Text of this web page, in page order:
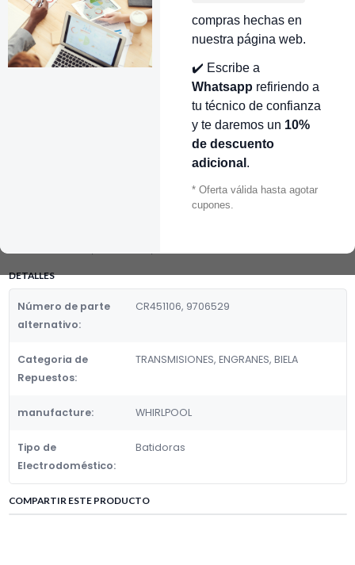
compras hechas en
nuestra página web.
✔️ Escribe a
Whatsapp refiriendo a
tu técnico de confianza
y te daremos un 10%
de descuento
adicional .
* Oferta válida hasta agotar
cupones.
INMEDIATO 🔥
👉 Conocer más…
ENGRANE BATIDORA KIT CHENAID sust 9703543, W11086780
DETALLES
Número de parte
alternativo:
CR451106, 9706529
Categoria de
Repuestos:
TRANSMISIONES, ENGRANES, BIELA
manufacture: WHIRLPOOL
Tipo de
Electrodoméstico:
Batidoras
COMPARTIR ESTE PRODUCTO